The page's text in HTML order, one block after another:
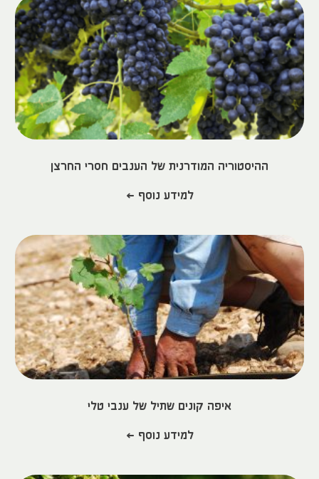
ההיסטוריה המודרנית של הענבים חסרי החרצן
למידע נוסף >
איפה קונים שתיל של ענבי טלי
למידע נוסף >